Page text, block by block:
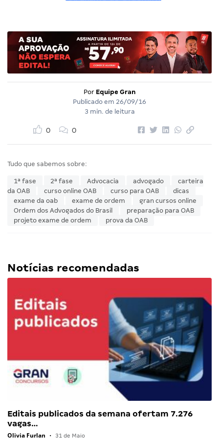
Por Equipe Gran
Publicado em 26/09/16
3 min. de leitura
0 0
Tudo que sabemos sobre:
1ª fase 2ª fase Advocacia advogado
carteira
da OAB
curso online OAB curso para OAB
dicas
exame da oab
exame de ordem
gran cursos online
Ordem dos Advogados do Brasil
preparação para OAB
projeto exame de ordem
prova da OAB
Notícias recomendadas
Editais publicados da semana ofertam 7.276
vagas…
Olivia Furlan • 31 de Maio